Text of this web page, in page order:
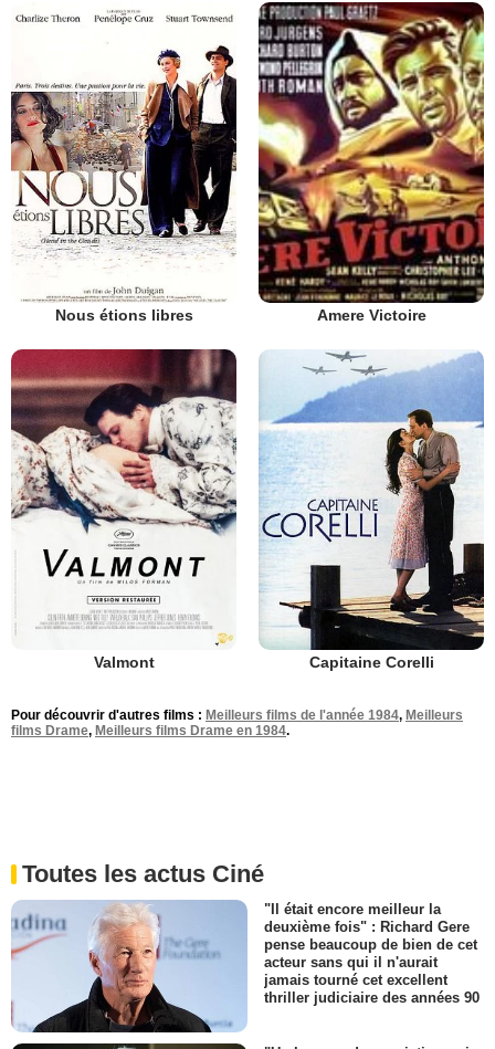
Nous étions libres Amere Victoire
Valmont Capitaine Corelli
Pour découvrir d'autres films : Meilleurs films de l'année 1984, Meilleurs
films Drame, Meilleurs films Drame en 1984.
Toutes les actus Ciné
"Il était encore meilleur la
deuxième fois" : Richard Gere
pense beaucoup de bien de cet
acteur sans qui il n'aurait
jamais tourné cet excellent
thriller judiciaire des années 90